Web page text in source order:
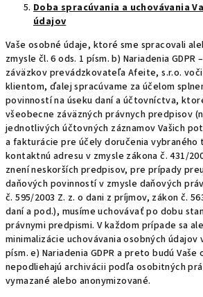
Doba spracúvania a uchovávania
údajov
Vaše osobné údaje, ktoré sme spracovali
zmysle čl. 6 ods. 1 písm. b) Nariadenia GDPR
záväzkov prevádzkovateľa Afeite, s.r.o.
klientom, ďalej spracúvame za účelom
povinností na úseku daní a účtovníctva,
všeobecne záväzných právnych predpisov
jednotlivých účtovných záznamov Vašich
a fakturácie pre účely doručenia vybraného
kontaktnú adresu v zmysle zákona č. 431/
znení neskorších predpisov, pre prípady
daňových povinností v zmysle daňových
č. 595/2003 Z. z. o dani z príjmov, zákon č.
daní a pod.), musíme uchovávať po dobu
právnymi predpismi. V každom prípade sa
minimalizácie uchovávania osobných údajov
písm. e) Nariadenia GDPR a preto budú
nepodliehajú archivácii podľa osobitných
vymazané alebo anonymizované.